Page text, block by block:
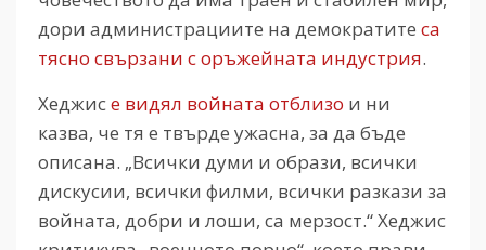
дори администрациите на демократите са
тясно свързани с оръжейната индустрия.
Хеджисе видял войната отблизо и ни
казва, че тя е твърде ужасна, за да бъде
описана. „Всички думи и образи, всички
дискусии, всички филми, всички разкази за
войната, добри и лоши, са мерзост.“ Хеджис